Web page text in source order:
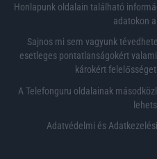
Honlapunk oldalain található
adatokon
Sajnos mi sem vagyunk
esetleges pontatlanságokért
károkért
A Telefonguru oldalainak
Adatvédelmi és